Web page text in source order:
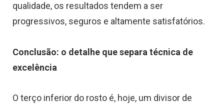
qualidade, os resultados tendem a ser
progressivos, seguros e altamente satisfatórios.
Conclusão: o detalhe que separa técnica de
excelência
O terço inferior do rosto é, hoje, um divisor de